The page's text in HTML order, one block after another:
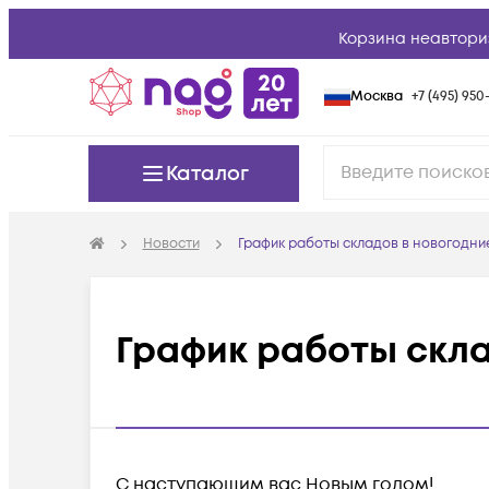
Корзина
Москва +7 (495) 950-
Каталог
Новости График работы складов в
График работы